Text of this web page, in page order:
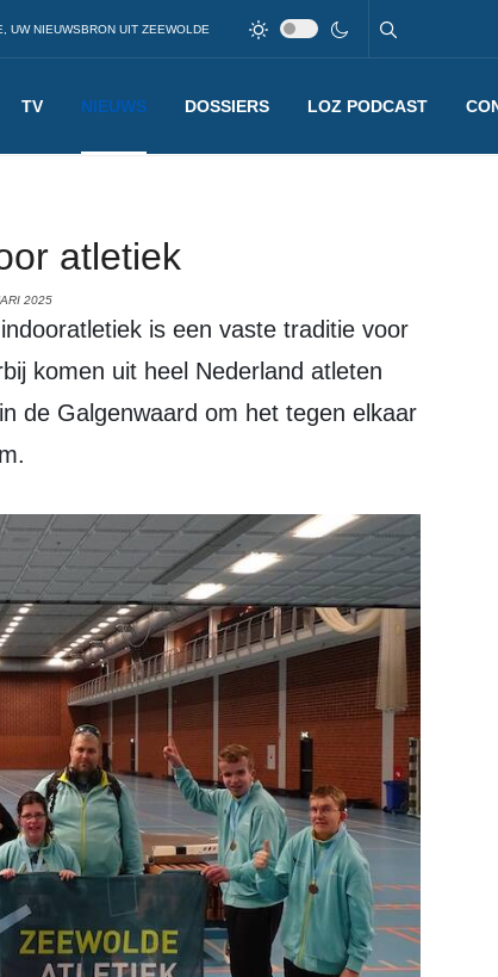
UW NIEUWSBRON UIT ZEEWOLDE
TV NIEUWS DOSSIERS LOZ PODCAST
atletiek
2025
is een vaste traditie voor
komen uit heel Nederland atleten
de Galgenwaard om het tegen elkaar